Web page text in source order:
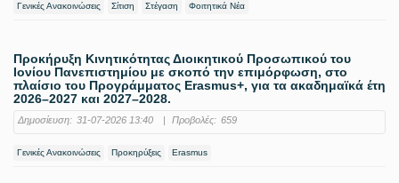
Γενικές Ανακοινώσεις Σίτιση Στέγαση Φοιτητικά Νέα
Προκήρυξη Κινητικότητας Διοικητικού Προσωπικού του
Ιονίου Πανεπιστημίου με σκοπό την επιμόρφωση, στο
πλαίσιο του Προγράμματος Erasmus+, για τα ακαδημαϊκά έτη
2026–2027 και 2027–2028.
Δημοσίευση: 31-07-2026 13:40 Προβολές: 659
Γενικές Ανακοινώσεις Προκηρύξεις Erasmus